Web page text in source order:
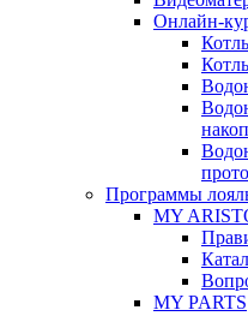
Онлайн-
Программы
MY
MY PARTS